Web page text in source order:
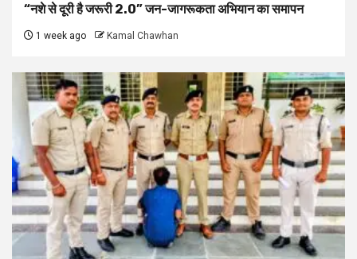
“नशे से दूरी है जरूरी 2.0” जन-जागरूकता अभियान का समापन
1 week ago Kamal Chawhan